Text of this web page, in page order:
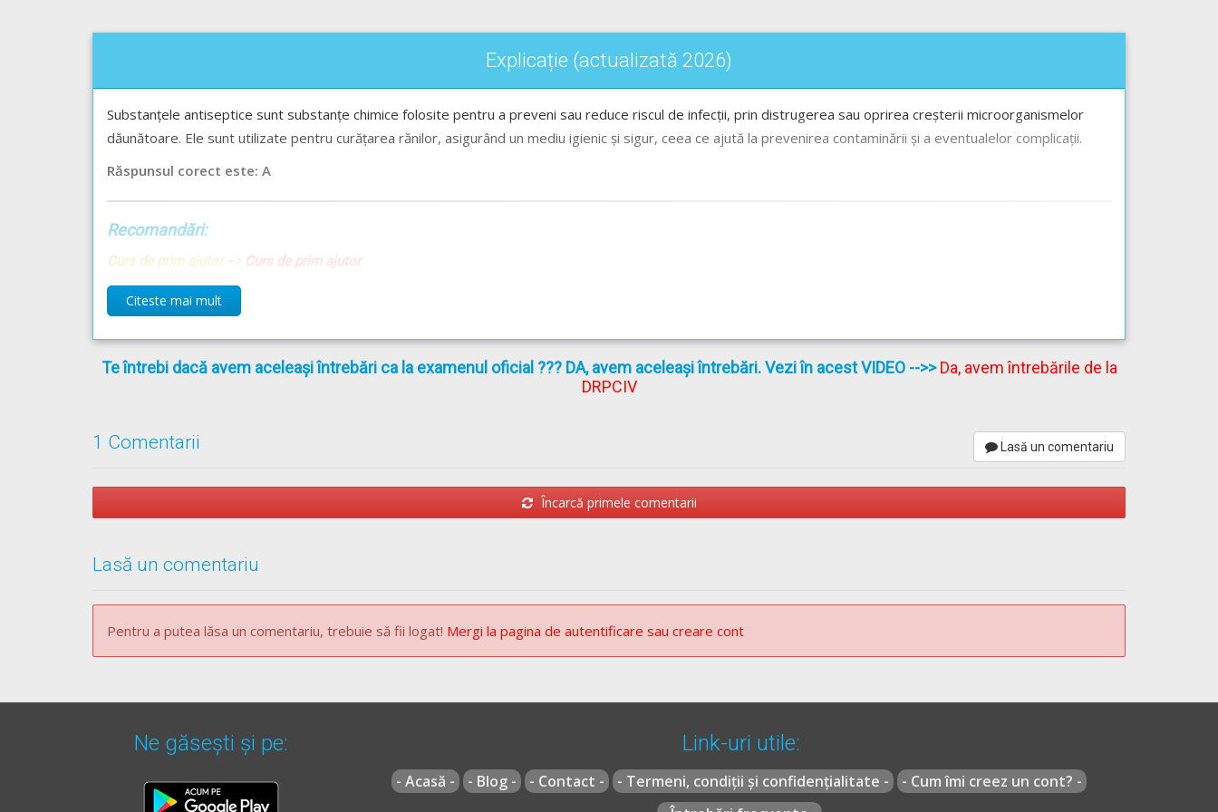
Explicație (actualizată 2026)
Substanțele antiseptice sunt substanțe chimice folosite pentru a preveni sau reduce riscul de infecții, prin distrugerea sau oprirea creșterii microorganismelor
dăunătoare. Ele sunt utilizate pentru curățarea rănilor, asigurând un mediu igienic și sigur, ceea ce ajută la prevenirea contaminării și a eventualelor complicații.
Răspunsul corect este: A
Recomandări:
Curs de prim ajutor --> Curs de prim ajutor
Citeste mai mult
Te întrebi dacă avem aceleași întrebări ca la examenul oficial ??? DA, avem aceleași întrebări. Vezi în acest VIDEO -->>Da, avem întrebările de la
DRPCIV
1 Comentarii Lasă un comentariu
Încarcă primele comentarii
Lasă un comentariu
Pentru a putea lăsa un comentariu, trebuie să fii logat! Mergi la pagina de autentificare sau creare cont
Ne găsești și pe: Link-uri utile:
- Acasă - - Blog - - Contact - - Termeni, condiții și confidențialitate -
- Cum îmi creez un cont? -